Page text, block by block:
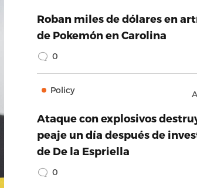
Roban miles de dólares en
de Pokemón en Carolina
0
Policy
Ataque con explosivos
peaje un día después de
de De la Espriella
0